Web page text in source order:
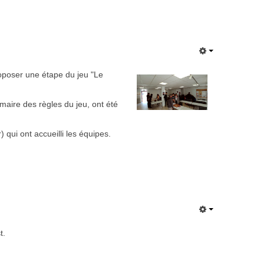
une étape du jeu "Le
des règles du jeu, ont été
qui ont accueilli les équipes.